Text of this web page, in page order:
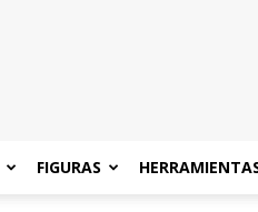
FIGURAS